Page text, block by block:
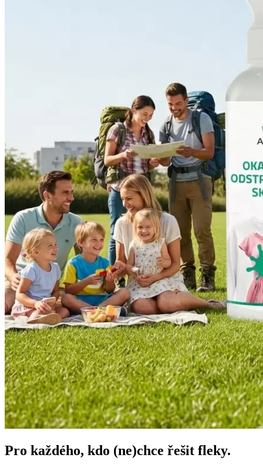
Pro každého, kdo (ne)chce řešit fleky.